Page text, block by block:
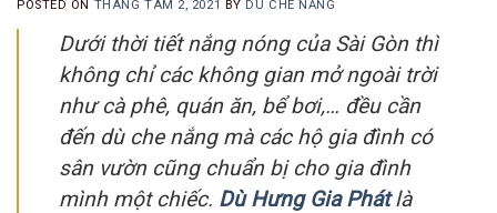
POSTED ON THÁNG TÁM 2, 2021 BY DÙ CHE NẮNG
Dưới thời tiết nắng nóng của Sài Gòn thì
không chỉ các không gian mở ngoài trời
như cà phê, quán ăn, bể bơi,… đều cần
đến dù che nắng mà các hộ gia đình có
sân vườn cũng chuẩn bị cho gia đình
mình một chiếc. Dù Hưng Gia Phátlà